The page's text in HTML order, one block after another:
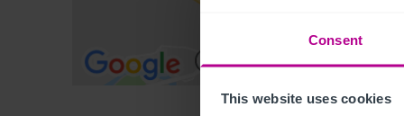
Consent
This website uses cookies